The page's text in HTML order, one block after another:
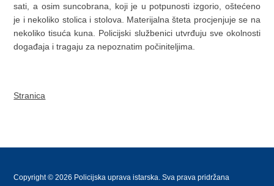
sati, a osim suncobrana, koji je u potpunosti izgorio, oštećeno
je i nekoliko stolica i stolova. Materijalna šteta procjenjuje se na
nekoliko tisuća kuna. Policijski službenici utvrđuju sve okolnosti
događaja i tragaju za nepoznatim počiniteljima.
Stranica
Copyright © 2026 Policijska uprava istarska. Sva prava pridržana